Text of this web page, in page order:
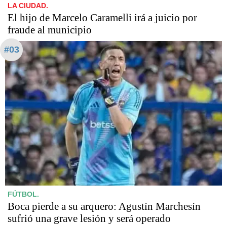
LA CIUDAD.
​​​​​El hijo de Marcelo Caramelli irá a juicio por
fraude al municipio
#03
FÚTBOL.
Boca pierde a su arquero: Agustín Marchesín
sufrió una grave lesión y será operado